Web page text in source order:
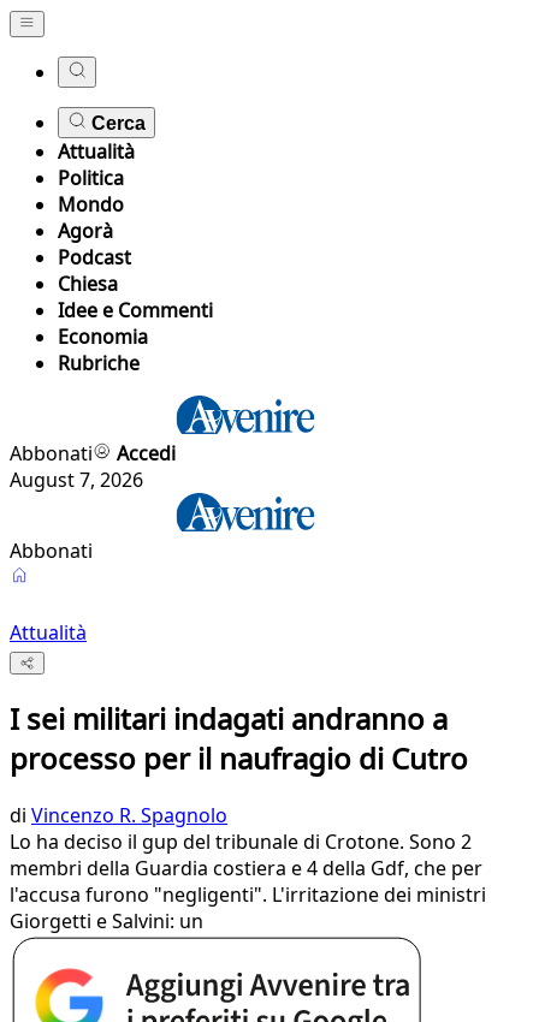
Cerca
Attualità
Politica
Mondo
Agorà
Podcast
Chiesa
Idee e Commenti
Economia
Rubriche
Abbonati
Accedi
August 7, 2026
Abbonati
Attualità
I sei militari indagati andranno a
processo per il naufragio di Cutro
di Vincenzo R. Spagnolo
Lo ha deciso il gup del tribunale di Crotone. Sono 2
membri della Guardia costiera e 4 della Gdf, che per
l'accusa furono "negligenti". L'irritazione dei ministri
Giorgetti e Salvini: un